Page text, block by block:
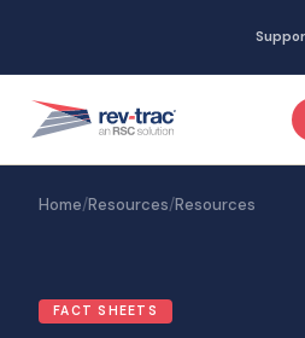
springen
Home/Resources/Resources
FACT SHEETS